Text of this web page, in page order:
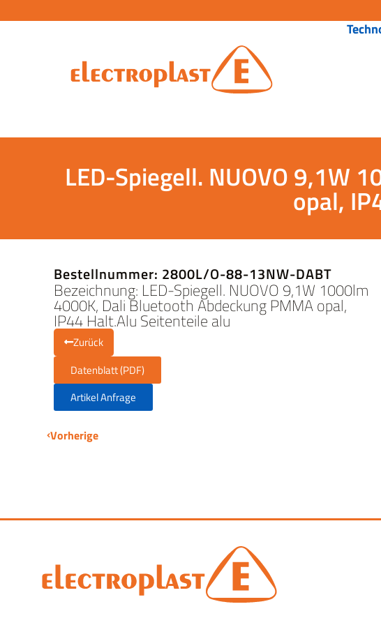
LED-Spiegell. NUOVO 9,1W
opal,
Bestellnummer: 2800L/O-88-13NW-DABT
Bezeichnung: LED-Spiegell. NUOVO 9,1W 1000lm
4000K, Dali Bluetooth Abdeckung PMMA opal,
IP44 Halt.Alu Seitenteile alu
Zurück
Datenblatt (PDF)
Artikel Anfrage
Vorherige